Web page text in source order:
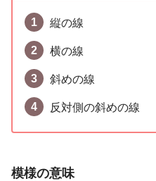
縦の線
横の線
斜めの線
反対側の斜めの線
模様の意味